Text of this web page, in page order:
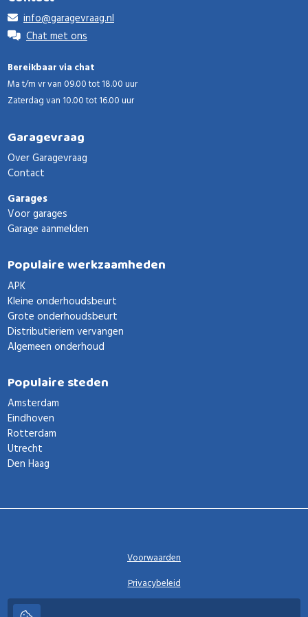
info@garagevraag.nl
Chat met ons
Bereikbaar via chat
Ma t/m vr van 09.00 tot 18.00 uur
Zaterdag van 10.00 tot 16.00 uur
Garagevraag
Over Garagevraag
Contact
Garages
Voor garages
Garage aanmelden
Populaire werkzaamheden
APK
Kleine onderhoudsbeurt
Grote onderhoudsbeurt
Distributieriem vervangen
Algemeen onderhoud
Populaire steden
Amsterdam
Eindhoven
Rotterdam
Utrecht
Den Haag
Voorwaarden
Privacybeleid